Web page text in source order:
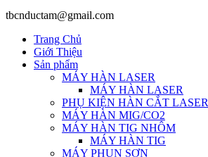
tbcnductam@gmail.com
Trang Chủ
Giới Thiệu
Sản phẩm
MÁY HÀN LASER
MÁY HÀN LASER
PHỤ KIỆN HÀN CẮT LASER
MÁY HÀN MIG/CO2
MÁY HÀN TIG NHÔM
MÁY HÀN TIG
MÁY PHUN SƠN